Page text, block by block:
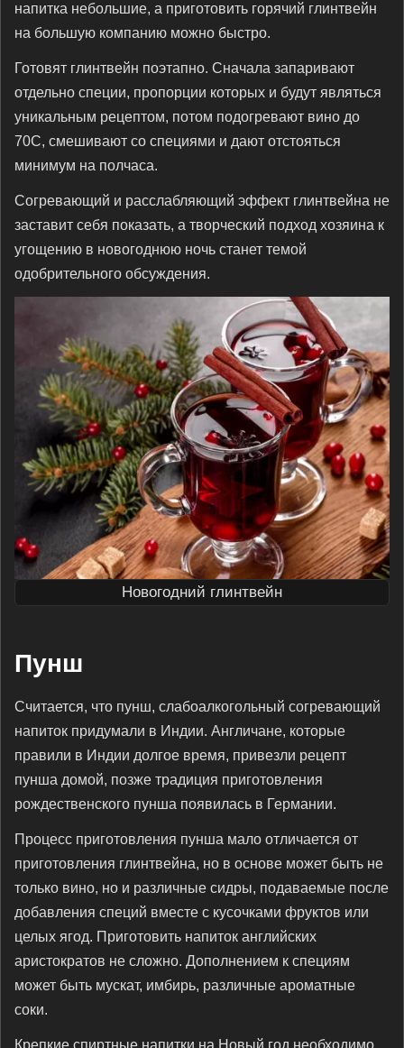
напитка небольшие, а приготовить горячий глинтвейн
на большую компанию можно быстро.
Готовят глинтвейн поэтапно. Сначала запаривают
отдельно специи, пропорции которых и будут являться
уникальным рецептом, потом подогревают вино до
70С, смешивают со специями и дают отстояться
минимум на полчаса.
Согревающий и расслабляющий эффект глинтвейна не
заставит себя показать, а творческий подход хозяина к
угощению в новогоднюю ночь станет темой
одобрительного обсуждения.
Новогодний глинтвейн
Пунш
Считается, что пунш, слабоалкогольный согревающий
напиток придумали в Индии. Англичане, которые
правили в Индии долгое время, привезли рецепт
пунша домой, позже традиция приготовления
рождественского пунша появилась в Германии.
Процесс приготовления пунша мало отличается от
приготовления глинтвейна, но в основе может быть не
только вино, но и различные сидры, подаваемые после
добавления специй вместе с кусочками фруктов или
целых ягод. Приготовить напиток английских
аристократов не сложно. Дополнением к специям
может быть мускат, имбирь, различные ароматные
соки.
Крепкие спиртные напитки на Новый год необходимо